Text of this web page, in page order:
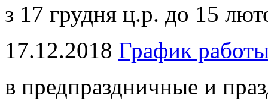
з 17 грудня ц.р. до 15
17.12.2018 График
в предпраздничные и